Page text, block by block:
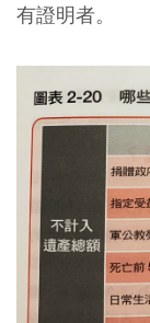
有證明者。